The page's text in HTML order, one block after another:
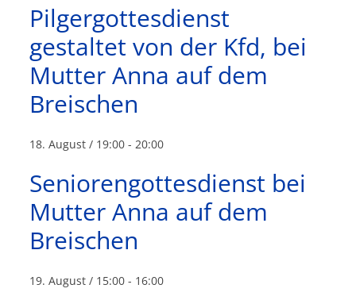
Pilgergottesdienst
gestaltet von der Kfd, bei
Mutter Anna auf dem
Breischen
18. August / 19:00 - 20:00
Seniorengottesdienst bei
Mutter Anna auf dem
Breischen
19. August / 15:00 - 16:00